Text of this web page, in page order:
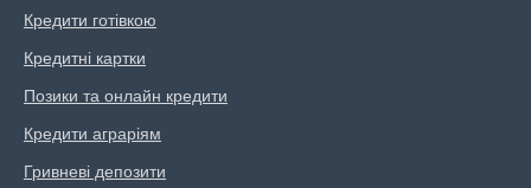
Кредити готівкою
Кредитні картки
Позики та онлайн кредити
Кредити аграріям
Гривневі депозити